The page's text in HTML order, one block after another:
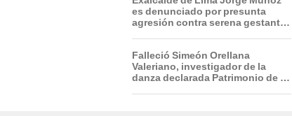
es denunciado por presunta
agresión contra serena gestante
Falleció Simeón Orellana
Valeriano, investigador de la
danza declarada Patrimonio de la